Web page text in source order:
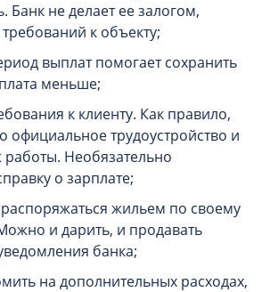
Банк не делает ее залогом,
к объекту;
выплат помогает сохранить
меньше;
к клиенту. Как правило,
официальное трудоустройство и
Необязательно
о зарплате;
жильем по своему
и дарить, и продавать
банка;
на дополнительных расходах,